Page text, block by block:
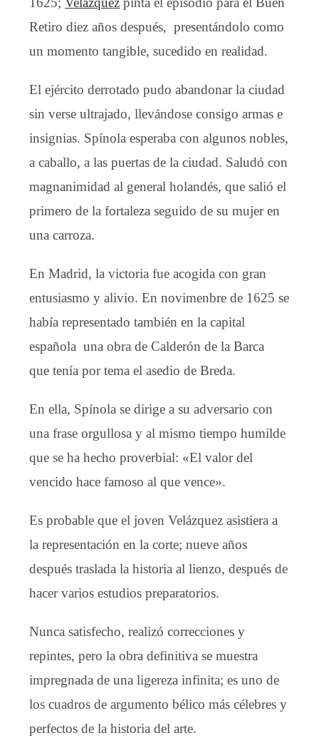
Retiro diez años después, presentándolo como
un momento tangible, sucedido en realidad.
El ejército derrotado pudo abandonar la ciudad
sin verse ultrajado, llevándose consigo armas e
insignias. Spínola esperaba con algunos nobles,
a caballo, a las puertas de la ciudad. Saludó con
magnanimidad al general holandés, que salió el
primero de la fortaleza seguido de su mujer en
una carroza.
En Madrid, la victoria fue acogida con gran
entusiasmo y alivio. En novimenbre de 1625 se
había representado también en la capital
española una obra de Calderón de la Barca
que tenía por tema el asedio de Breda.
En ella, Spínola se dirige a su adversario con
una frase orgullosa y al mismo tiempo humilde
que se ha hecho proverbial: «El valor del
vencido hace famoso al que vence».
Es probable que el joven Velázquez asistiera a
la representación en la corte; nueve años
después traslada la historia al lienzo, después de
hacer varios estudios preparatorios.
Nunca satisfecho, realizó correcciones y
repintes, pero la obra definitiva se muestra
impregnada de una ligereza infinita; es uno de
los cuadros de argumento bélico más célebres y
perfectos de la historia del arte.